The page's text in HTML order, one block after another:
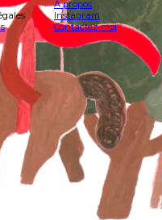
©apolline muet
À propos
Instagram
Contactez-moi